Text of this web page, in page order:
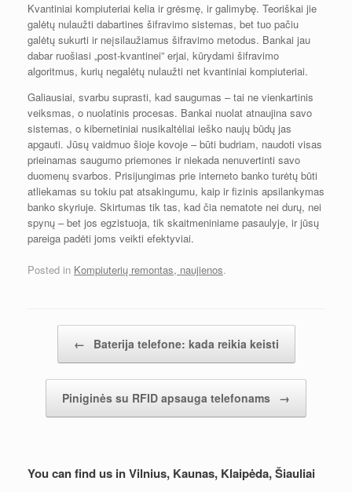
Kvantiniai kompiuteriai kelia ir grėsmę, ir galimybę. Teoriškai jie
galėtų nulaužti dabartines šifravimo sistemas, bet tuo pačiu
galėtų sukurti ir neįsilaužiamus šifravimo metodus. Bankai jau
dabar ruošiasi „post-kvantinei” erjai, kūrydami šifravimo
algoritmus, kurių negalėtų nulaužti net kvantiniai kompiuteriai.
Galiausiai, svarbu suprasti, kad saugumas – tai ne vienkartinis
veiksmas, o nuolatinis procesas. Bankai nuolat atnaujina savo
sistemas, o kibernetiniai nusikaltėliai ieško naujų būdų jas
apgauti. Jūsų vaidmuo šioje kovoje – būti budriam, naudoti visas
prieinamas saugumo priemones ir niekada nenuvertinti savo
duomenų svarbos. Prisijungimas prie interneto banko turėtų būti
atliekamas su tokiu pat atsakingumu, kaip ir fizinis apsilankymas
banko skyriuje. Skirtumas tik tas, kad čia nematote nei durų, nei
spynų – bet jos egzistuoja, tik skaitmeniniame pasaulyje, ir jūsų
pareiga padėti joms veikti efektyviai.
Posted in Kompiuterių remontas, naujienos.
← Baterija telefone: kada reikia keisti
Piniginės su RFID apsauga telefonams →
You can find us in Vilnius, Kaunas, Klaipėda, Šiauliai